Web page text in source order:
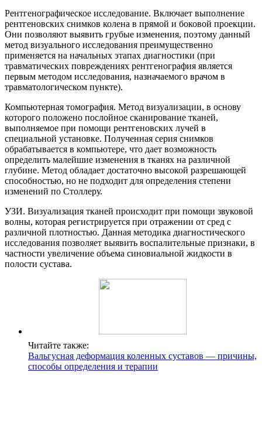
Рентгенографическое исследование. Включает выполнение
рентгеновских снимков колена в прямой и боковой проекции.
Они позволяют выявить грубые изменения, поэтому данный
метод визуального исследования преимущественно
применяется на начальных этапах диагностики (при
травматических повреждениях рентгенография является
первым методом исследования, назначаемого врачом в
травматологическом пункте).
Компьютерная томография. Метод визуализации, в основу
которого положено послойное сканирование тканей,
выполняемое при помощи рентгеновских лучей в
специальной установке. Полученная серия снимков
обрабатывается в компьютере, что дает возможность
определить малейшие изменения в тканях на различной
глубине. Метод обладает достаточно высокой разрешающей
способностью, но не подходит для определения степени
изменений по Столлеру.
УЗИ. Визуализация тканей происходит при помощи звуковой
волны, которая регистрируется при отражении от сред с
различной плотностью. Данная методика диагностического
исследования позволяет выявить воспалительные признаки, в
частности увеличение объема синовиальной жидкости в
полости сустава.
Читайте также:
Вальгусная деформация коленных суставов — причины,
способы определения и терапии